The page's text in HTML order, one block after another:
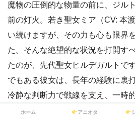
魔物の圧倒的な物量の前に、ジル
前の灯火。若き聖女ミア（CV: 本
い続けますが、その力も心も限界
た。そんな絶望的な状況を打開す
たのが、先代聖女ヒルデガルトで
でもある彼女は、長年の経験に裏
冷静な判断力で戦線を支え、一時
士たちに希望の光をもたらします
ホーム アニオタ